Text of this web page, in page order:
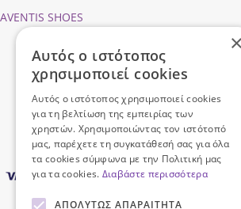
AVENTIS SHOES
Ασφάλεια Συναλλαγών
Προσωπικά Δεδομένα
Όροι Χρήσης
×
Αυτός ο ιστότοπος
χρησιμοποιεί cookies
Αυτός ο ιστότοπος χρησιμοποιεί cookies
για τη βελτίωση της εμπειρίας των
χρηστών. Χρησιμοποιώντας τον ιστότοπό
μας, παρέχετε τη συγκατάθεσή σας για όλα
τα cookies σύμφωνα με την Πολιτική μας
για τα cookies. Διαβάστε περισσότερα
ΑΠΟΛΎΤΩΣ ΑΠΑΡΑΊΤΗΤΑ